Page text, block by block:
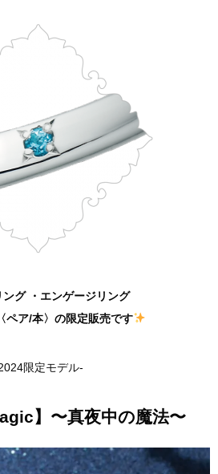
ング ・エンゲージリング
ペア/本〉の限定販売です
限定モデル-
】〜真夜中の魔法〜